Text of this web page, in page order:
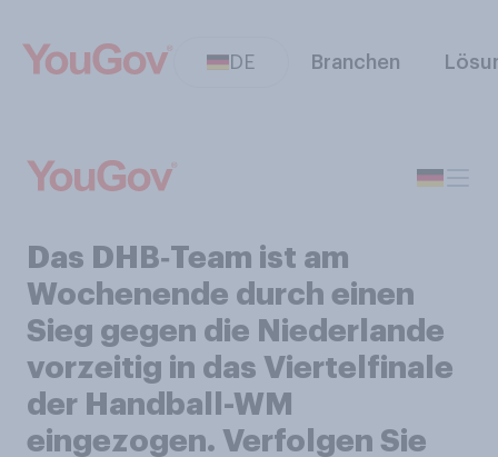
DE Branchen
Das DHB‑Team ist am
Wochenende durch einen
Sieg gegen die Niederlande
vorzeitig in das Viertelfinale
der Handball-WM
eingezogen. Verfolgen Sie